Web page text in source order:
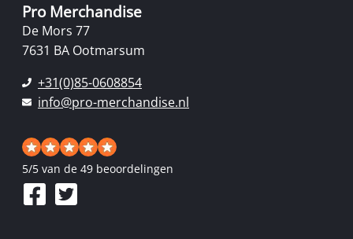
Pro Merchandise
De Mors 77
7631 BA Ootmarsum
+31(0)85-0608854
info@pro-merchandise.nl
5/5 van de 49 beoordelingen